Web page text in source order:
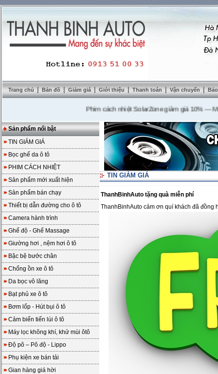
Trang chủ | Bản đồ | Giảm giá | Giới thiệu | Thanh toán | Vận chuyển |
Phim cách nhiệt SolarZone giảm giá 10% ---Mua
Sản phẩm nổi bật
TIN GIẢM GIÁ
Bọc ghế da ô tô
PHIM CÁCH NHIỆT
Sản phẩm mới xuất hiện
Sản phẩm bán chạy
Thiết bị dẫn đường cho ô tô
Camera hành trình
Ghế độ - Ghế Massage
Giường hơi , nệm hơi ô tô
Bậc bệ bước chân
Chống ồn xe ô tô
Da bọc vô lăng
Bạt phủ xe ô tô
Bơm lốp - Hút bụi ô tô
Cảm biến tiến lùi ô tô
Máy lọc không khí, khử mùi ôtô
Độ pô – Pô độ - Lippo
Phụ kiện xe bán tải
Gian hàng giá hời
TIN GIẢM GIÁ
ThanhBinhAuto tặng quà miễn phí
ThanhBinhAuto cảm ơn quí khách đã đồng